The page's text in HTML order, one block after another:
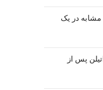
مشابه در یک
پس از